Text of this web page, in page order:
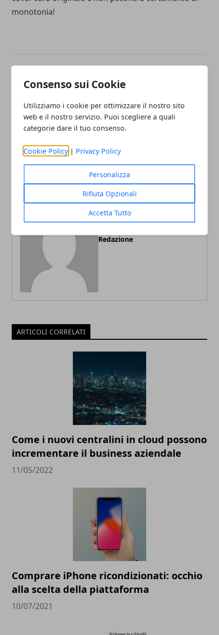
Consenso sui Cookie
Utilizziamo i cookie per ottimizzare il nostro sito
web e il nostro servizio. Puoi scegliere a quali
categorie dare il tuo consenso.
Cookie Policy | Privacy Policy
Personalizza
Rifiuta Opzionali
Accetta Tutto
monotonia!
Articolo Precedente
frigorifero per la propria
Redazione
ARTICOLI CORRELATI
Come i nuovi centralini in cloud possono
incrementare il business aziendale
11/05/2022
Comprare iPhone ricondizionati: occhio
alla scelta della piattaforma
10/07/2021